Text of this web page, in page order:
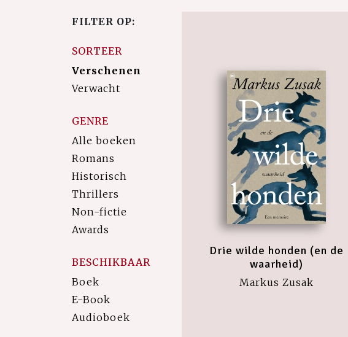
FILTER OP:
SORTEER
Verschenen
Verwacht
GENRE
Alle boeken
Romans
Historisch
Thrillers
Non-fictie
Awards
BESCHIKBAAR
Boek
E-Book
Audioboek
Drie wilde honden (en de
waarheid)
Markus Zusak